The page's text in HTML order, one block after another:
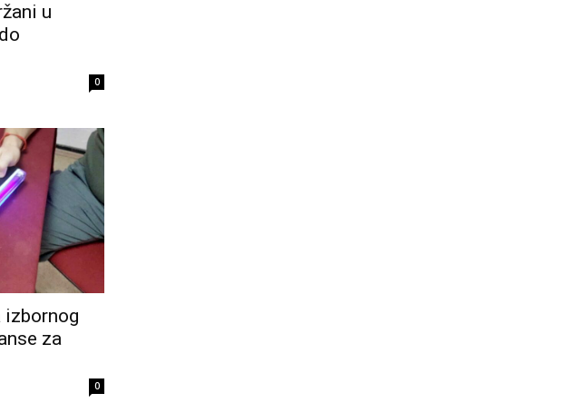
u
0
izbornog
za
0